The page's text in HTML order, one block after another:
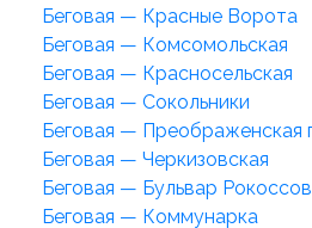
Беговая — Красные Ворота
Беговая — Комсомольская
Беговая — Красносельская
Беговая — Сокольники
Беговая — Преображенская
Беговая — Черкизовская
Беговая — Бульвар
Беговая — Коммунарка